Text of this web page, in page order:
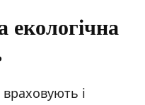
екологічна
враховують і